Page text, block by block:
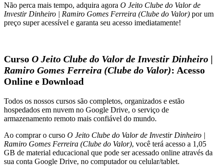
Não perca mais tempo, adquira agora O Jeito Clube do Valor de
Investir Dinheiro | Ramiro Gomes Ferreira (Clube do Valor) por um
preço super acessível e garanta seu acesso imediatamente!
Curso O Jeito Clube do Valor de Investir Dinheiro |
Ramiro Gomes Ferreira (Clube do Valor): Acesso
Online e Download
Todos os nossos cursos são completos, organizados e estão
hospedados em nuvem no Google Drive, o serviço de
armazenamento remoto mais confiável do mundo.
Ao comprar o curso O Jeito Clube do Valor de Investir Dinheiro |
Ramiro Gomes Ferreira (Clube do Valor), você terá acesso a 1,05
GB de material educacional que pode ser acessado online através da
sua conta Google Drive, no computador ou celular/tablet.